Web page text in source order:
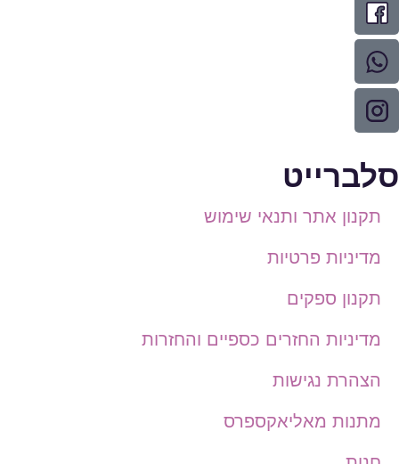
סלברייט
תקנון אתר ותנאי שימוש
מדיניות פרטיות
תקנון ספקים
מדיניות החזרים כספיים והחזרות
הצהרת נגישות
מתנות מאליאקספרס